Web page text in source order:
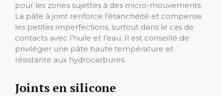
pour les zones sujettes à des micro-mouvements.
La pâte à joint renforce l’étanchéité et compense
les petites imperfections, surtout dans le cas de
contacts avec l’huile et l’eau. Il est conseillé de
privilégier une pâte haute température et
résistante aux hydrocarbures.
Joints en silicone